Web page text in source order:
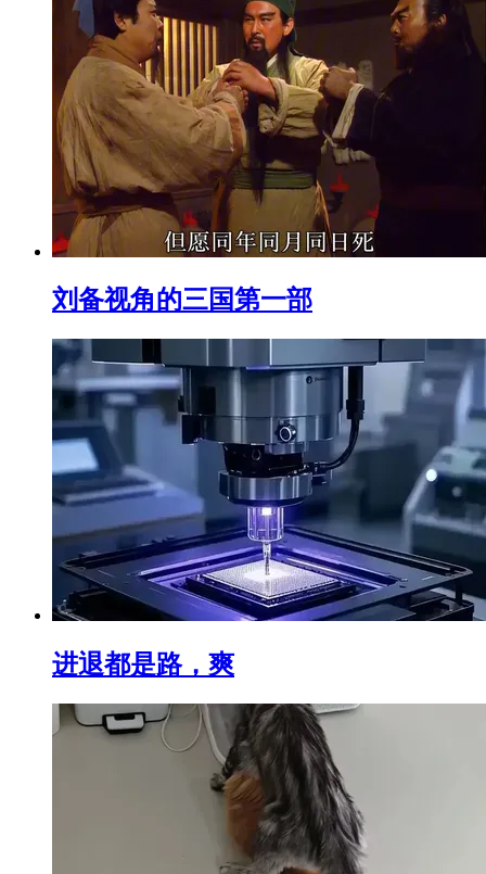
刘备视角的三国第一部
进退都是路，爽